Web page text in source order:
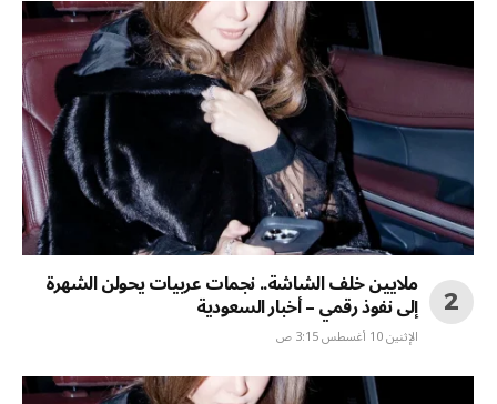
ملايين خلف الشاشة.. نجمات عربيات يحولن الشهرة
إلى نفوذ رقمي – أخبار السعودية
الإثنين 10 أغسطس 3:15 ص